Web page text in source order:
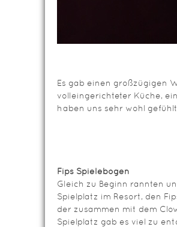
Es gab einen großzügigen
volleingerichteter Küche,
haben uns sehr wohl gefühlt.
Fips Spielebogen
Gleich zu Beginn rannten
Spielplatz im Resort, den
der zusammen mit dem
Spielplatz gab es viel zu